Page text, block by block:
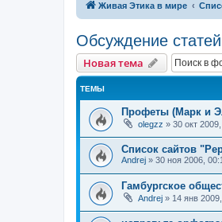
Живая Этика в мире
Обсуждение
Новая тема
ТЕМЫ
Профеты (Марк и
olegzz » 30 окт
Список сайтов
Andrej » 30 ноя 2006,
Гамбургское
Andrej » 14 янв